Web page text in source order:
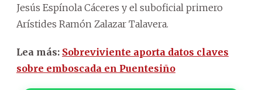
Jesús Espínola Cáceres y el suboficial primero
Arístides Ramón Zalazar Talavera.
Lea más: Sobreviviente aporta datos claves
sobre emboscada en Puentesiño